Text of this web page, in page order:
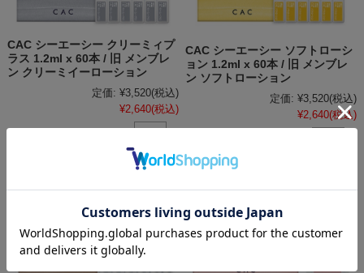
CAC シーエーシー クリーミィプ
ラス 1.2ml x 60本 / 旧 メンブレ
ン クリーミイーローション
定価: ¥3,520(税込)
¥2,640(税込)
CAC シーエーシー ソフトローシ
ョン 1.2ml x 60本 / 旧 メンブレ
ン ソフトローション
定価: ¥3,520(税込)
¥2,640(税込)